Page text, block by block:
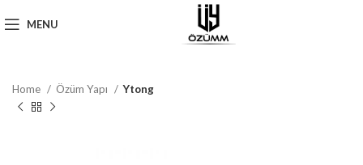
MENU
Home Özüm Yapı Ytong